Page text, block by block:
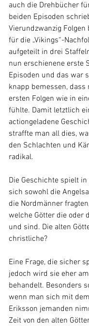
auch die Drehbücher
beiden Episoden
Vierundzwanzig Folgen
für die „Vikings“-
aufgeteilt in drei
nun erschienene erste
Episoden und das war
knapp bemessen,
ersten Folgen wie in
fühlte. Damit letztlich
actiongeladene
straffte man all dies,
den Schlachten und
radikal.
Die Geschichte spielt
sich sowohl die
die Nordmänner
welche Götter die oder
und sind. Die alten
christliche?
Eine Frage, die sicher
jedoch wird sie eher
behandelt. Besonders
wenn man sich mit
Eriksson jemanden
Zeit von den alten